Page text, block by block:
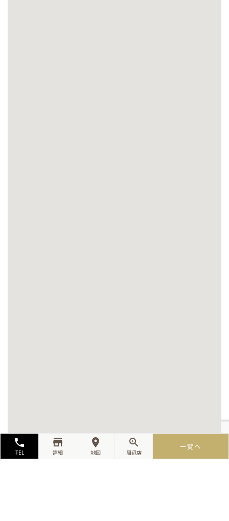
local_phone
TEL
store_mall_directory
詳細
room
地図
zoom_in
周辺店
一覧へ